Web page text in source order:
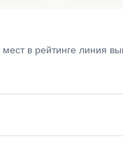
в рейтинге линия